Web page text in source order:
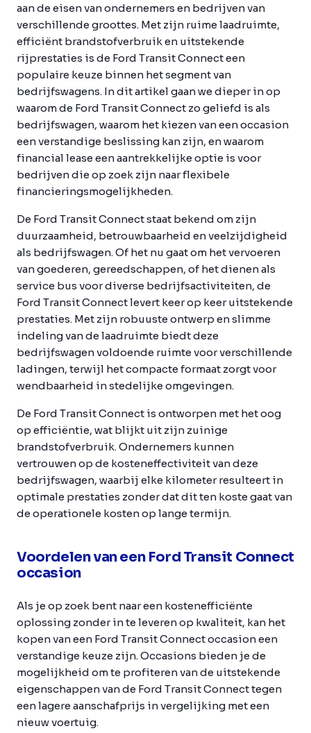
aan de eisen van ondernemers en bedrijven van
verschillende groottes. Met zijn ruime laadruimte,
efficiënt brandstofverbruik en uitstekende
rijprestaties is de Ford Transit Connect een
populaire keuze binnen het segment van
bedrijfswagens. In dit artikel gaan we dieper in op
waarom de Ford Transit Connect zo geliefd is als
bedrijfswagen, waarom het kiezen van een occasion
een verstandige beslissing kan zijn, en waarom
financial lease een aantrekkelijke optie is voor
bedrijven die op zoek zijn naar flexibele
financieringsmogelijkheden.
De Ford Transit Connect staat bekend om zijn
duurzaamheid, betrouwbaarheid en veelzijdigheid
als bedrijfswagen. Of het nu gaat om het vervoeren
van goederen, gereedschappen, of het dienen als
service bus voor diverse bedrijfsactiviteiten, de
Ford Transit Connect levert keer op keer uitstekende
prestaties. Met zijn robuuste ontwerp en slimme
indeling van de laadruimte biedt deze
bedrijfswagen voldoende ruimte voor verschillende
ladingen, terwijl het compacte formaat zorgt voor
wendbaarheid in stedelijke omgevingen.
De Ford Transit Connect is ontworpen met het oog
op efficiëntie, wat blijkt uit zijn zuinige
brandstofverbruik. Ondernemers kunnen
vertrouwen op de kosteneffectiviteit van deze
bedrijfswagen, waarbij elke kilometer resulteert in
optimale prestaties zonder dat dit ten koste gaat van
de operationele kosten op lange termijn.
Voordelen van een Ford Transit Connect
occasion
Als je op zoek bent naar een kostenefficiënte
oplossing zonder in te leveren op kwaliteit, kan het
kopen van een Ford Transit Connect occasion een
verstandige keuze zijn. Occasions bieden je de
mogelijkheid om te profiteren van de uitstekende
eigenschappen van de Ford Transit Connect tegen
een lagere aanschafprijs in vergelijking met een
nieuw voertuig.